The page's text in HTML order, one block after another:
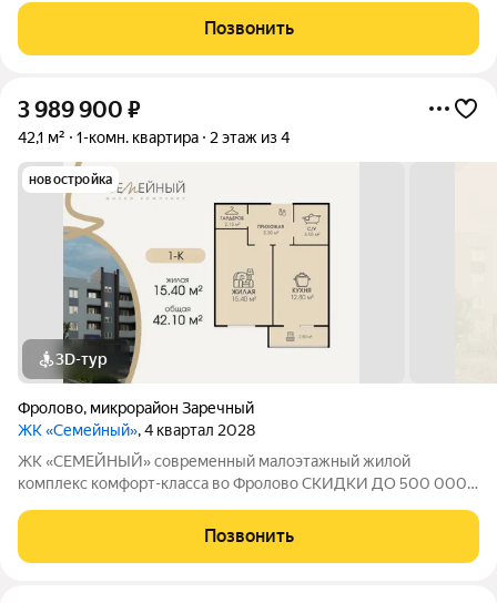
продуманной современной планировкой: жилая площадь 16.45
Позвонить
3 989 900 ₽
42,1 м² 1-комн. квартира 2 этаж из 4
новостройка
3D-тур
Фролово, микрорайон Заречный
ЖК «Семейный», 4 квартал 2028
ЖК «СЕМЕЙНЫЙ» современный малоэтажный жилой
комплекс комфорт-класса во Фролово СКИДКИ ДО 500 000
площадью 42,1 м с продуманной современной планировкой:
Позвонить